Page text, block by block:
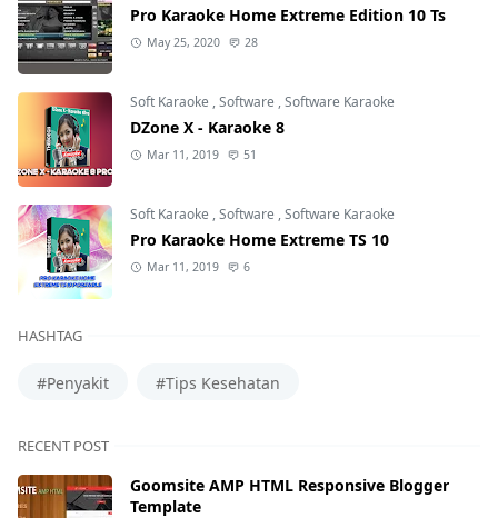
Pro Karaoke Home Extreme Edition 10 Ts
May 25, 2020 28
Soft Karaoke ,Software ,Software Karaoke
DZone X - Karaoke 8
Mar 11, 2019 51
Soft Karaoke ,Software ,Software Karaoke
Pro Karaoke Home Extreme TS 10
Mar 11, 2019 6
HASHTAG
#Penyakit #Tips Kesehatan
RECENT POST
Goomsite AMP HTML Responsive Blogger
Template